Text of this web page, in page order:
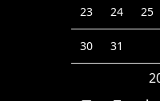
23 24 25
30 31